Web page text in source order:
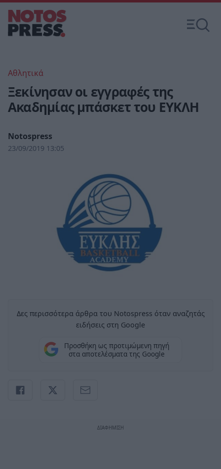
Αθλητικά
Ξεκίνησαν οι εγγραφές της
Ακαδημίας μπάσκετ του ΕΥΚΛΗ
Notospress
23/09/2019 13:05
Δες περισσότερα άρθρα του Notospress όταν αναζητάς
ειδήσεις στη Google
Προσθήκη ως προτιμώμενη πηγή
στα αποτελέσματα της Google